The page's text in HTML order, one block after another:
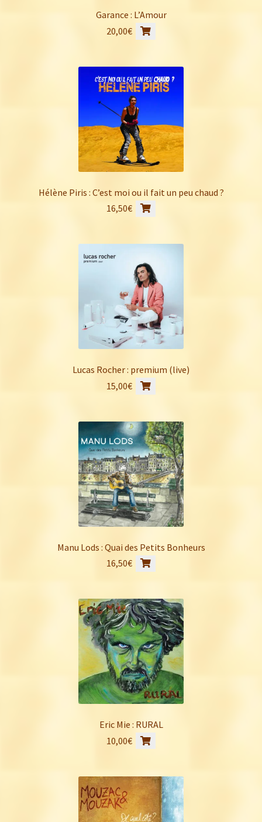
la
du
Garance : L’Amour
20,00€
Hélène Piris : C’est moi ou il fait un peu chaud ?
16,50€
Lucas Rocher : premium (live)
15,00€
Manu Lods : Quai des Petits Bonheurs
16,50€
Eric Mie : RURAL
10,00€